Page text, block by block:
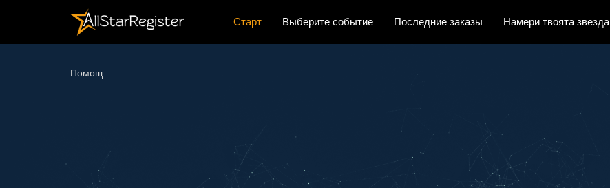
Старт Выберите событие Последние заказы Намери твоята звезда
Помощ